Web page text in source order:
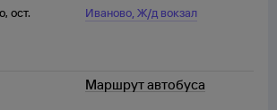
, ост.
Иваново,Ж/д вокзал
Маршрут автобуса